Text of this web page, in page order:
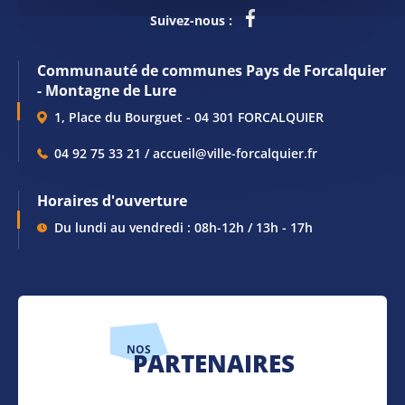
Suivez-nous :
Communauté de communes Pays de Forcalquier
- Montagne de Lure
1, Place du Bourguet - 04 301 FORCALQUIER
04 92 75 33 21 / accueil@ville-forcalquier.fr
Horaires d'ouverture
Du lundi au vendredi : 08h-12h / 13h - 17h
NOS
PARTENAIRES